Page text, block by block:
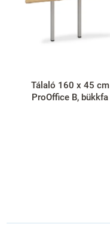
Tálaló 160 x 45 cm
ProOffice B, bükkfa